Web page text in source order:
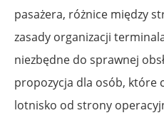
pasażera, różnice między
zasady organizacji
niezbędne do sprawnej
propozycja dla osób, które
lotnisko od strony